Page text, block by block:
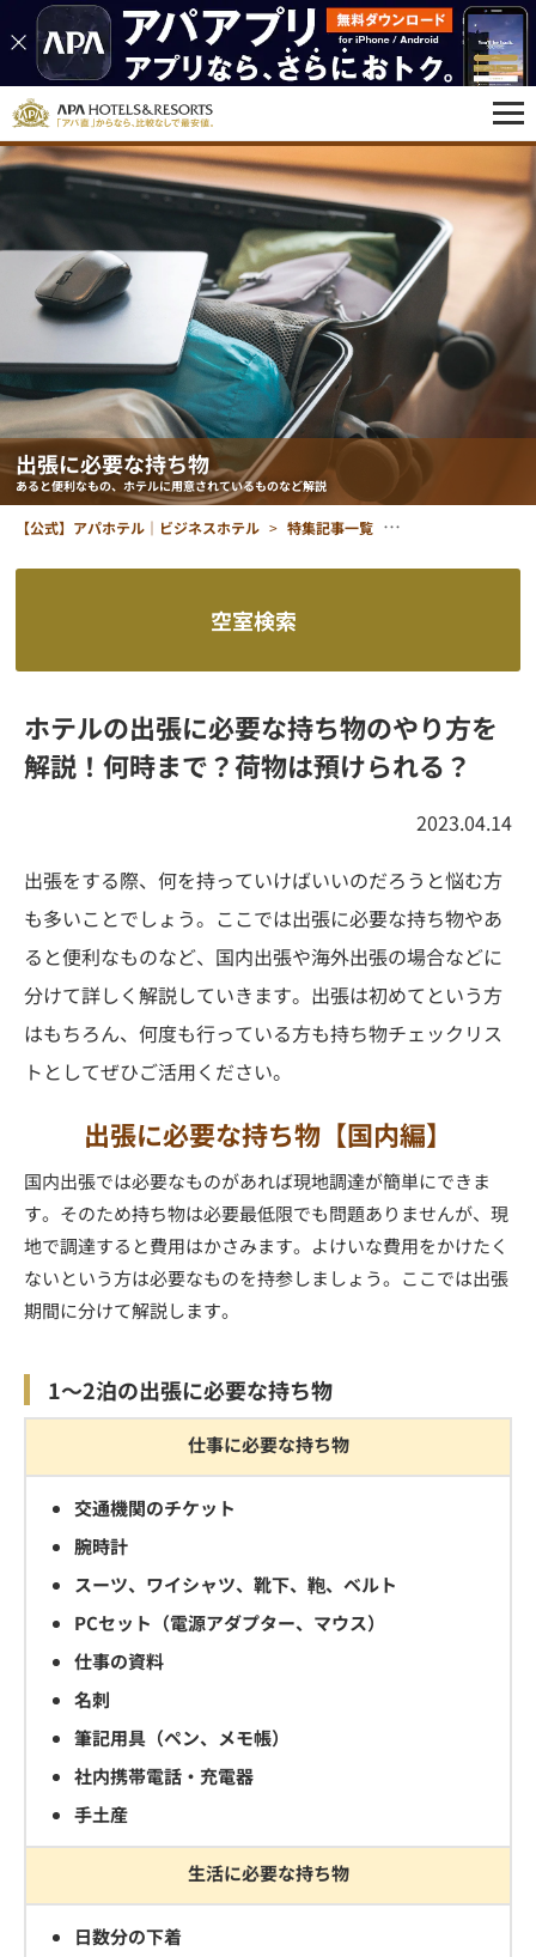
出張に必要な持ち物
あると便利なもの、ホテルに用意されているものなど解説
【公式】アパホテル｜ビジネスホテル 特集記事一覧
空室検索
ホテルの出張に必要な持ち物のやり方を
解説！何時まで？荷物は預けられる？
2023.04.14
出張をする際、何を持っていけばいいのだろうと悩む方
も多いことでしょう。ここでは出張に必要な持ち物やあ
ると便利なものなど、国内出張や海外出張の場合などに
分けて詳しく解説していきます。出張は初めてという方
はもちろん、何度も行っている方も持ち物チェックリス
トとしてぜひご活用ください。
出張に必要な持ち物【国内編】
国内出張では必要なものがあれば現地調達が簡単にできま
す。そのため持ち物は必要最低限でも問題ありませんが、現
地で調達すると費用はかさみます。よけいな費用をかけたく
ないという方は必要なものを持参しましょう。ここでは出張
期間に分けて解説します。
1～2泊の出張に必要な持ち物
仕事に必要な持ち物
交通機関のチケット
腕時計
スーツ、ワイシャツ、靴下、鞄、ベルト
PCセット（電源アダプター、マウス）
仕事の資料
名刺
筆記用具（ペン、メモ帳）
社内携帯電話・充電器
手土産
生活に必要な持ち物
日数分の下着